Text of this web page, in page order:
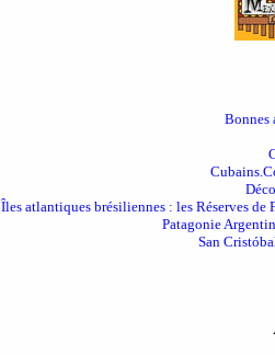
Bonnes
Îles atlantiques brésiliennes : les Réserves
Patagonie
San